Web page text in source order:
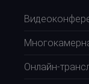
Онлайн-